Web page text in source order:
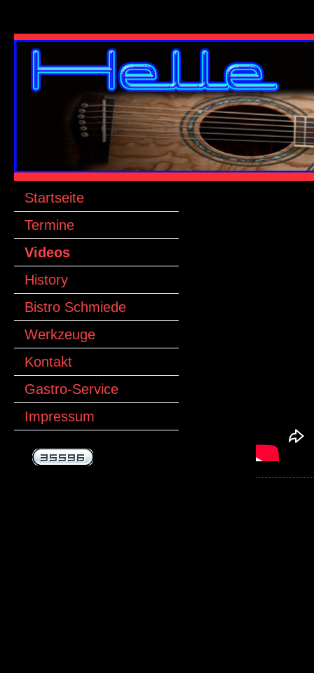
Startseite
Termine
Videos
History
Bistro Schmiede
Werkzeuge
Kontakt
Gastro-Service
Impressum